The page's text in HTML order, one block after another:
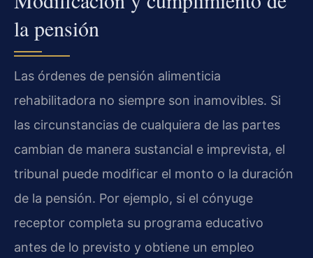
la pensión
Las órdenes de pensión alimenticia
rehabilitadora no siempre son inamovibles. Si
las circunstancias de cualquiera de las partes
cambian de manera sustancial e imprevista, el
tribunal puede modificar el monto o la duración
de la pensión. Por ejemplo, si el cónyuge
receptor completa su programa educativo
antes de lo previsto y obtiene un empleo